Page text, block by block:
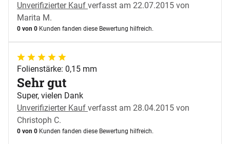
Unverifizierter Kauf verfasst am 22.07.2015 von
Marita M.
0 von 0 Kunden fanden diese Bewertung hilfreich.
5 von 5
Folienstärke: 0,15 mm
Sehr gut
Super, vielen Dank
Unverifizierter Kauf verfasst am 28.04.2015 von
Christoph C.
0 von 0 Kunden fanden diese Bewertung hilfreich.